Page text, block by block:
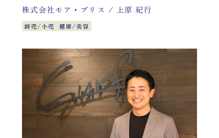
株式会社モア・ブリス / 上原 紀行
卸売/小売 健康/美容